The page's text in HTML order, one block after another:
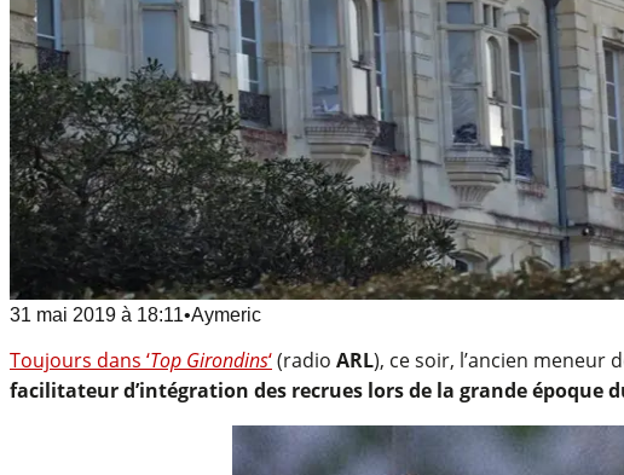
31 mai 2019 à 18:11•Aymeric
Toujours dans ‘Top Girondins‘(radio ARL), ce soir, l’ancien meneur
facilitateur d’intégration des recrues lors de la grande époque